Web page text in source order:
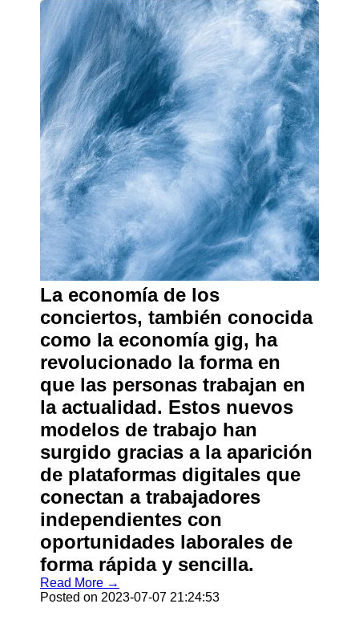
La economía de los
conciertos, también conocida
como la economía gig, ha
revolucionado la forma en
que las personas trabajan en
la actualidad. Estos nuevos
modelos de trabajo han
surgido gracias a la aparición
de plataformas digitales que
conectan a trabajadores
independientes con
oportunidades laborales de
forma rápida y sencilla.
Read More →
Posted on 2023-07-07 21:24:53